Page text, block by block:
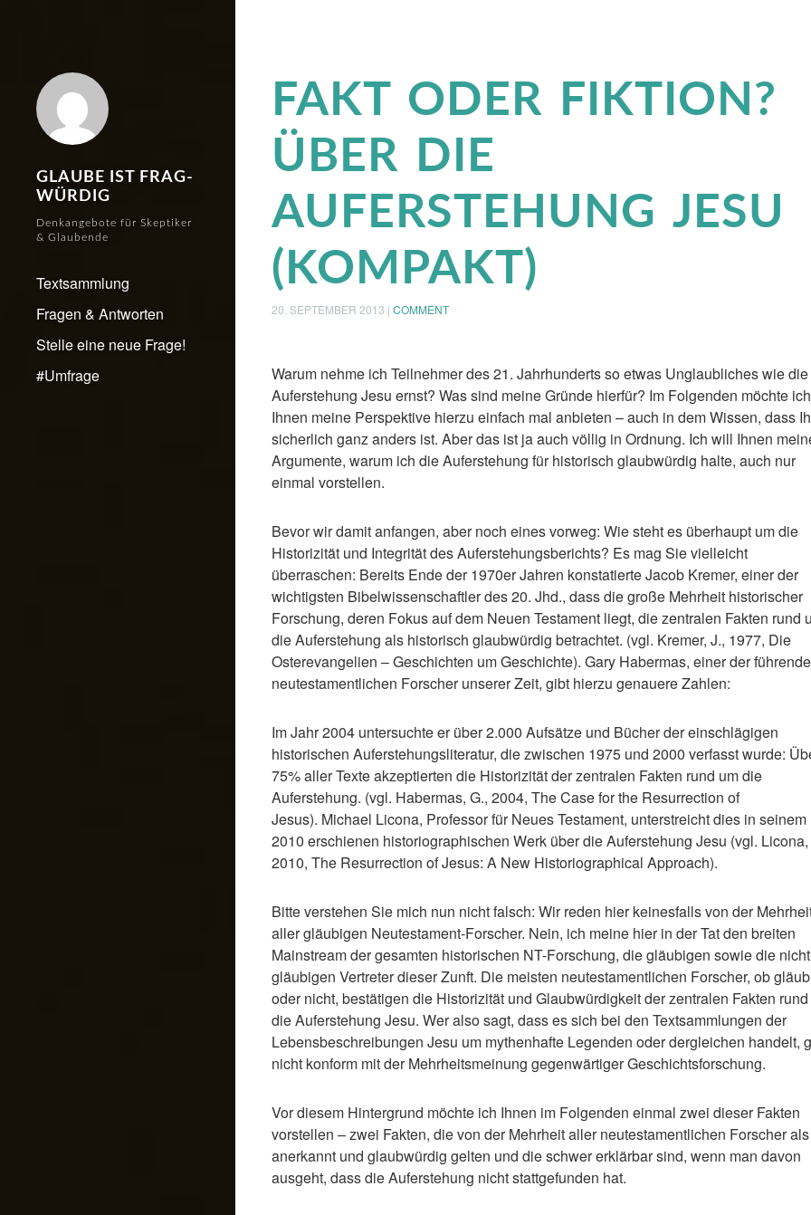
GLAUBE IST FRAG-
WÜRDIG
Denkangebote für Skeptiker
& Glaubende
Textsammlung
Fragen & Antworten
Stelle eine neue Frage!
#Umfrage
FAKT ODER FIKTION?
ÜBER DIE
AUFERSTEHUNG JESU
(KOMPAKT)
20. SEPTEMBER 2013 | COMMENT
Warum nehme ich Teilnehmer des 21. Jahrhunderts so etwas Unglaubliches wie die
Auferstehung Jesu ernst? Was sind meine Gründe hierfür? Im Folgenden möchte ich
Ihnen meine Perspektive hierzu einfach mal anbieten – auch in dem Wissen, dass
sicherlich ganz anders ist. Aber das ist ja auch völlig in Ordnung. Ich will Ihnen
Argumente, warum ich die Auferstehung für historisch glaubwürdig halte, auch nur
einmal vorstellen.
Bevor wir damit anfangen, aber noch eines vorweg: Wie steht es überhaupt um die
Historizität und Integrität des Auferstehungsberichts? Es mag Sie vielleicht
überraschen: Bereits Ende der 1970er Jahren konstatierte Jacob Kremer, einer der
wichtigsten Bibelwissenschaftler des 20. Jhd., dass die große Mehrheit historischer
Forschung, deren Fokus auf dem Neuen Testament liegt, die zentralen Fakten rund
die Auferstehung als historisch glaubwürdig betrachtet. (vgl. Kremer, J., 1977, Die
Osterevangelien – Geschichten um Geschichte). Gary Habermas, einer der
neutestamentlichen Forscher unserer Zeit, gibt hierzu genauere Zahlen:
Im Jahr 2004 untersuchte er über 2.000 Aufsätze und Bücher der einschlägigen
historischen Auferstehungsliteratur, die zwischen 1975 und 2000 verfasst wurde:
75% aller Texte akzeptierten die Historizität der zentralen Fakten rund um die
Auferstehung. (vgl. Habermas, G., 2004, The Case for the Resurrection of
Jesus). Michael Licona, Professor für Neues Testament, unterstreicht dies in seinem
2010 erschienen historiographischen Werk über die Auferstehung Jesu (vgl. Licona,
2010, The Resurrection of Jesus: A New Historiographical Approach).
Bitte verstehen Sie mich nun nicht falsch: Wir reden hier keinesfalls von der
aller gläubigen Neutestament-Forscher. Nein, ich meine hier in der Tat den breiten
Mainstream der gesamten historischen NT-Forschung, die gläubigen sowie die
gläubigen Vertreter dieser Zunft. Die meisten neutestamentlichen Forscher, ob
oder nicht, bestätigen die Historizität und Glaubwürdigkeit der zentralen Fakten
die Auferstehung Jesu. Wer also sagt, dass es sich bei den Textsammlungen der
Lebensbeschreibungen Jesu um mythenhafte Legenden oder dergleichen handelt,
nicht konform mit der Mehrheitsmeinung gegenwärtiger Geschichtsforschung.
Vor diesem Hintergrund möchte ich Ihnen im Folgenden einmal zwei dieser Fakten
vorstellen – zwei Fakten, die von der Mehrheit aller neutestamentlichen Forscher als
anerkannt und glaubwürdig gelten und die schwer erklärbar sind, wenn man davon
ausgeht, dass die Auferstehung nicht stattgefunden hat.